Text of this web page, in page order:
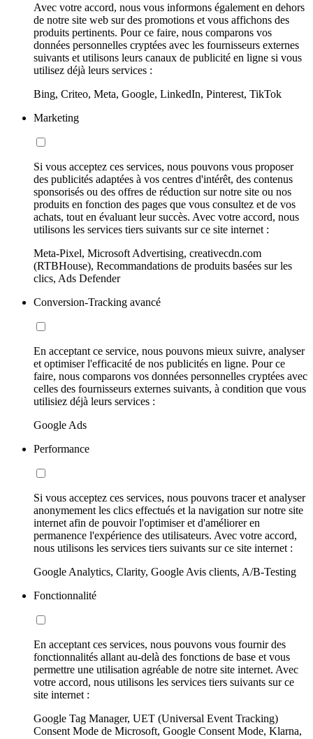
Avec votre accord, nous vous informons également en dehors
de notre site web sur des promotions et vous affichons des
produits pertinents. Pour ce faire, nous comparons vos
données personnelles cryptées avec les fournisseurs externes
suivants et utilisons leurs canaux de publicité en ligne si vous
utilisez déjà leurs services :
Bing, Criteo, Meta, Google, LinkedIn, Pinterest, TikTok
Marketing
Si vous acceptez ces services, nous pouvons vous proposer
des publicités adaptées à vos centres d'intérêt, des contenus
sponsorisés ou des offres de réduction sur notre site ou nos
produits en fonction des pages que vous consultez et de vos
achats, tout en évaluant leur succès. Avec votre accord, nous
utilisons les services tiers suivants sur ce site internet :
Meta-Pixel, Microsoft Advertising, creativecdn.com
(RTBHouse), Recommandations de produits basées sur les
clics, Ads Defender
Conversion-Tracking avancé
En acceptant ce service, nous pouvons mieux suivre, analyser
et optimiser l'efficacité de nos publicités en ligne. Pour ce
faire, nous comparons vos données personnelles cryptées avec
celles des fournisseurs externes suivants, à condition que vous
utilisiez déjà leurs services :
Google Ads
Performance
Si vous acceptez ces services, nous pouvons tracer et analyser
anonymement les clics effectués et la navigation sur notre site
internet afin de pouvoir l'optimiser et d'améliorer en
permanence l'expérience des utilisateurs. Avec votre accord,
nous utilisons les services tiers suivants sur ce site internet :
Google Analytics, Clarity, Google Avis clients, A/B-Testing
Fonctionnalité
En acceptant ces services, nous pouvons vous fournir des
fonctionnalités allant au-delà des fonctions de base et vous
permettre une utilisation agréable de notre site internet. Avec
votre accord, nous utilisons les services tiers suivants sur ce
site internet :
Google Tag Manager, UET (Universal Event Tracking)
Consent Mode de Microsoft, Google Consent Mode, Klarna,